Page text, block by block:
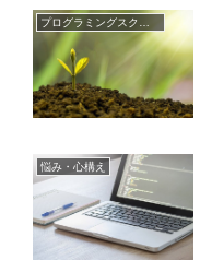
プログラミングスクール
悩み・心構え